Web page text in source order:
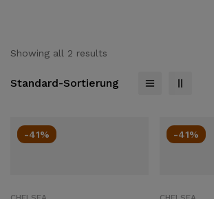
Showing all 2 results
Standard-Sortierung
-41% -41%